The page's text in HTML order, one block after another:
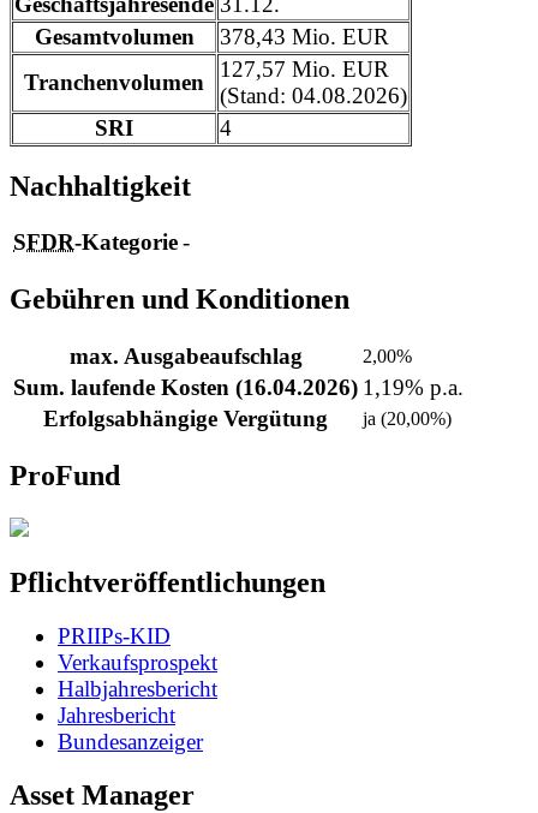
Gesamtvolumen
378,43 Mio. EUR
Tranchenvolumen
127,57 Mio. EUR
(Stand: 04.08.2026)
SRI
4
Nachhaltigkeit
SFDR-Kategorie-
Gebühren und Konditionen
max. Ausgabeaufschlag 2,00%
Sum. laufende Kosten (16.04.2026) 1,19% p.a.
Erfolgsabhängige Vergütung
ja (20,00%)
ProFund
Pflichtveröffentlichungen
PRIIPs-KID
Verkaufsprospekt
Halbjahresbericht
Jahresbericht
Bundesanzeiger
Asset Manager